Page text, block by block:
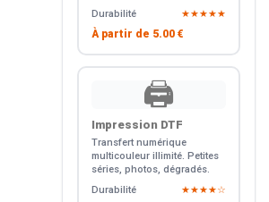
Durabilité
★★★★★
À partir de 5.00 €
🖨️
Impression DTF
Transfert numérique
multicouleur illimité. Petites
séries, photos, dégradés.
Durabilité
★★★★☆